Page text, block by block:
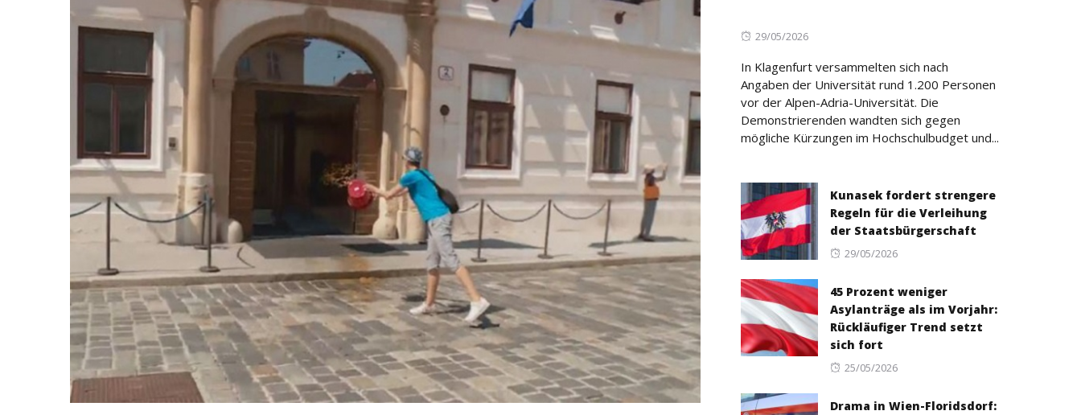
Posted
29/05/2026
In Klagenfurt versammelten sich nach
Angaben der Universität rund 1.200 Personen
vor der Alpen-Adria-Universität. Die
Demonstrierenden wandten sich gegen
mögliche Kürzungen im Hochschulbudget und...
Kunasek fordert strengere
Regeln für die Verleihung
der Staatsbürgerschaft
Posted
29/05/2026
45 Prozent weniger
Asylanträge als im Vorjahr:
Rückläufiger Trend setzt
sich fort
Posted
25/05/2026
Drama in Wien-Floridsdorf: